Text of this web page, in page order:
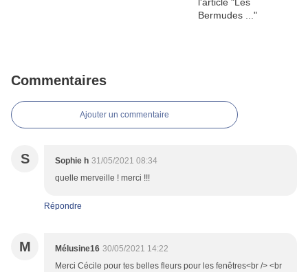
Commentaires
Ajouter un commentaire
S Sophie h 31/05/2021 08:34
quelle merveille ! merci !!!
Répondre
M Mélusine16 30/05/2021 14:22
Merci Cécile pour tes belles fleurs pour les fenêtres<br /> <br